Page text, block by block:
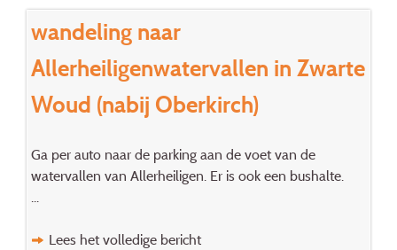
wandeling naar
Allerheiligenwatervallen in Zwarte
Woud (nabij Oberkirch)
Ga per auto naar de parking aan de voet van de
watervallen van Allerheiligen. Er is ook een bushalte.
...
Lees het volledige bericht